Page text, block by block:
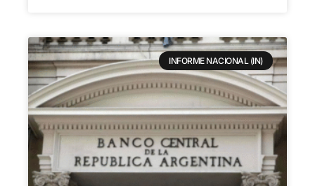
INFORME NACIONAL (IN)